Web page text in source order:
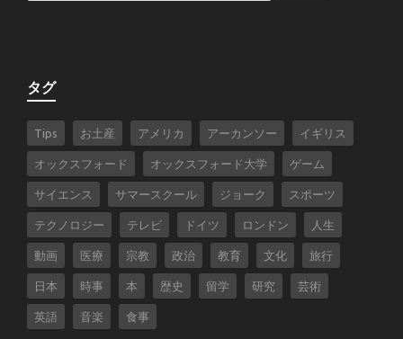
タグ
Tips お土産 アメリカ アーカンソー イギリス
オックスフォード オックスフォード大学 ゲーム
サイエンス サマースクール ジョーク スポーツ
テクノロジー テレビ ドイツ ロンドン 人生
動画 医療 宗教 政治 教育 文化 旅行
日本 時事 本 歴史 留学 研究 芸術
英語 音楽 食事